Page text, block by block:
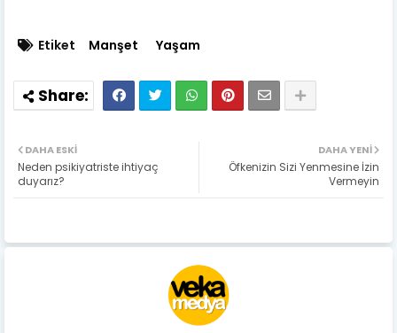
Etiket Manşet Yaşam
DAHA YENI
Öfkenizin Sizi Yenmesine İzin
Vermeyin
DAHA ESKI
Neden psikiyatriste ihtiyaç
duyarız?